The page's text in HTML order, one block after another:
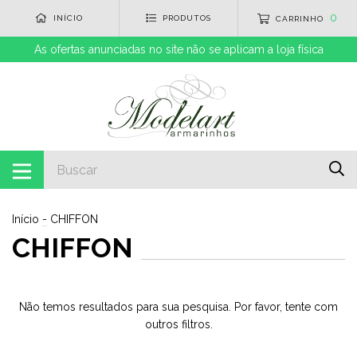
INÍCIO PRODUTOS CARRINHO 0
As ofertas anunciadas no site não se aplicam a loja física
Início - CHIFFON
CHIFFON
Não temos resultados para sua pesquisa. Por favor, tente com
outros filtros.